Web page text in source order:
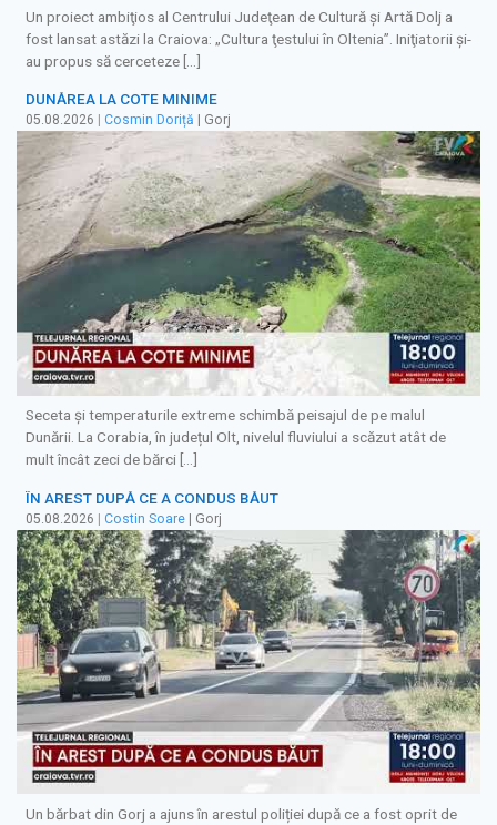
Un proiect ambiţios al Centrului Judeţean de Cultură şi Artă Dolj a
fost lansat astăzi la Craiova: „Cultura ţestului în Oltenia”. Iniţiatorii şi-
au propus să cerceteze […]
DUNĂREA LA COTE MINIME
05.08.2026 Cosmin Doriță | Gorj
Seceta și temperaturile extreme schimbă peisajul de pe malul
Dunării. La Corabia, în județul Olt, nivelul fluviului a scăzut atât de
mult încât zeci de bărci […]
ÎN AREST DUPĂ CE A CONDUS BĂUT
05.08.2026 | Costin Soare | Gorj
Un bărbat din Gorj a ajuns în arestul poliției după ce a fost oprit de